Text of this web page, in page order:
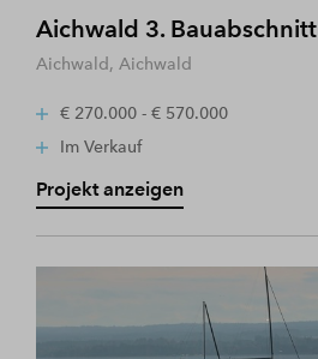
Aichwald 3. Bauabschnitt
Aichwald, Aichwald
€ 270.000 - € 570.000
Im Verkauf
Projekt anzeigen